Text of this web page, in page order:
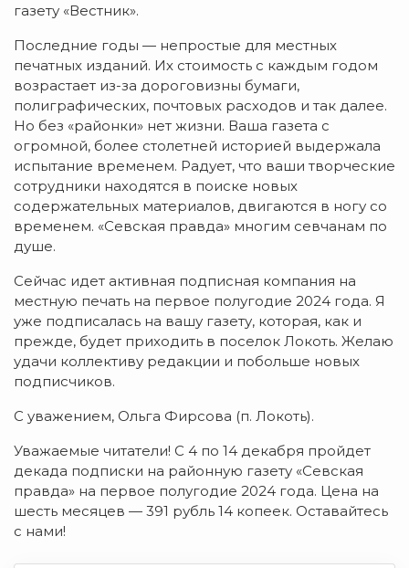
газету «Вестник».
Последние годы — непростые для местных
печатных изданий. Их стоимость с каждым годом
возрастает из-за дороговизны бумаги,
полиграфических, почтовых расходов и так далее.
Но без «районки» нет жизни. Ваша газета с
огромной, более столетней историей выдержала
испытание временем. Радует, что ваши творческие
сотрудники находятся в поиске новых
содержательных материалов, двигаются в ногу со
временем. «Севская правда» многим севчанам по
душе.
Сейчас идет активная подписная компания на
местную печать на первое полугодие 2024 года. Я
уже подписалась на вашу газету, которая, как и
прежде, будет приходить в поселок Локоть. Желаю
удачи коллективу редакции и побольше новых
подписчиков.
С уважением, Ольга Фирсова (п. Локоть).
Уважаемые читатели! С 4 по 14 декабря пройдет
декада подписки на районную газету «Севская
правда» на первое полугодие 2024 года. Цена на
шесть месяцев — 391 рубль 14 копеек. Оставайтесь
с нами!